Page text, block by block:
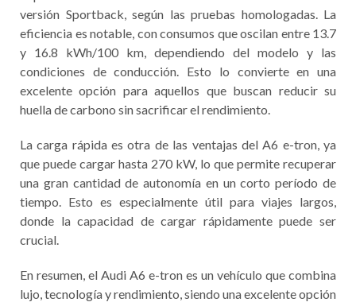
versión Sportback, según las pruebas homologadas. La
eficiencia es notable, con consumos que oscilan entre 13.7
y 16.8 kWh/100 km, dependiendo del modelo y las
condiciones de conducción. Esto lo convierte en una
excelente opción para aquellos que buscan reducir su
huella de carbono sin sacrificar el rendimiento.
La carga rápida es otra de las ventajas del A6 e-tron, ya
que puede cargar hasta 270 kW, lo que permite recuperar
una gran cantidad de autonomía en un corto período de
tiempo. Esto es especialmente útil para viajes largos,
donde la capacidad de cargar rápidamente puede ser
crucial.
En resumen, el Audi A6 e-tron es un vehículo que combina
lujo, tecnología y rendimiento, siendo una excelente opción